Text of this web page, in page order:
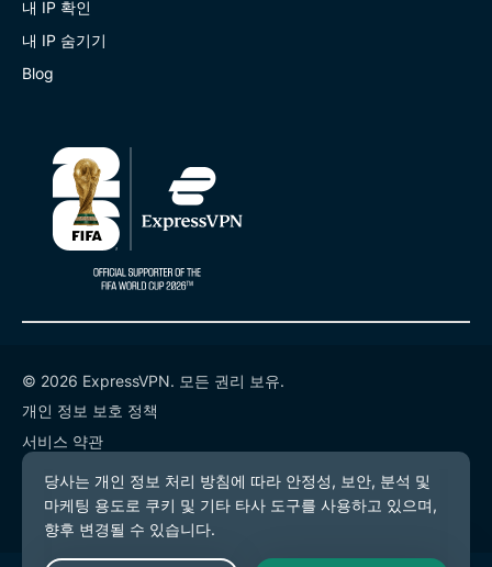
내 IP 확인
내 IP 숨기기
Blog
© 2026 ExpressVPN. 모든 권리 보유.
개인 정보 보호 정책
서비스 약관
쿠키 기본 설정